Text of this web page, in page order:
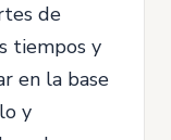
de
tiempos y
en la base
y